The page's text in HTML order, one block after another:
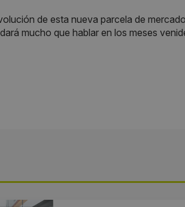
de esta nueva parcela de
mucho que hablar en los meses